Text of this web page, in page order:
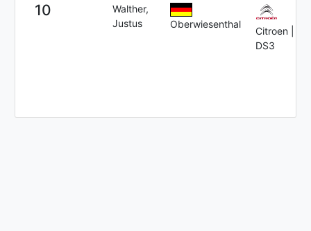
10
Walther,
Justus
Oberwiesenthal
Citroen |
DS3